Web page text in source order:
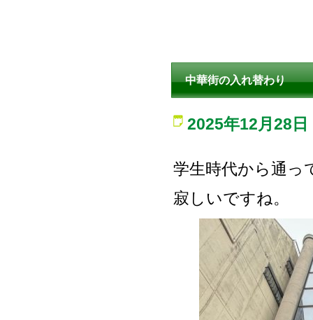
中華街の入れ替わり
2025年12月28日
学生時代から通っ
寂しいですね。